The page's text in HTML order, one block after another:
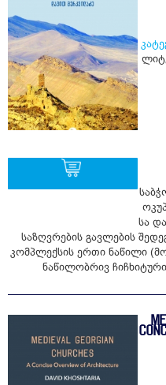
სა
საზღვრების გავლების
კომპლექსის ერთი ნაწილი
ნაწილობრივ